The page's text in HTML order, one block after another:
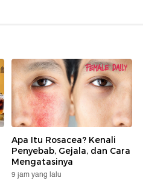
Apa Itu Rosacea? Kenali
Penyebab, Gejala, dan Cara
Mengatasinya
9 jam yang lalu